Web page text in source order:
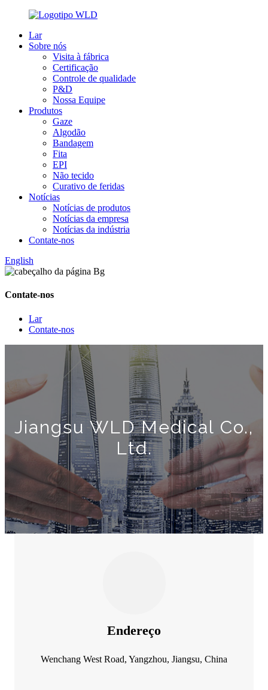
Lar
Sobre nós
Visita à fábrica
Certificação
Controle de qualidade
P&D
Nossa Equipe
Produtos
Gaze
Algodão
Bandagem
Fita
EPI
Não tecido
Curativo de feridas
Notícias
Notícias de produtos
Notícias da empresa
Notícias da indústria
Contate-nos
English
Contate-nos
Lar
Contate-nos
Jiangsu WLD Medical Co.,
Ltd.
Endereço
Wenchang West Road, Yangzhou, Jiangsu, China